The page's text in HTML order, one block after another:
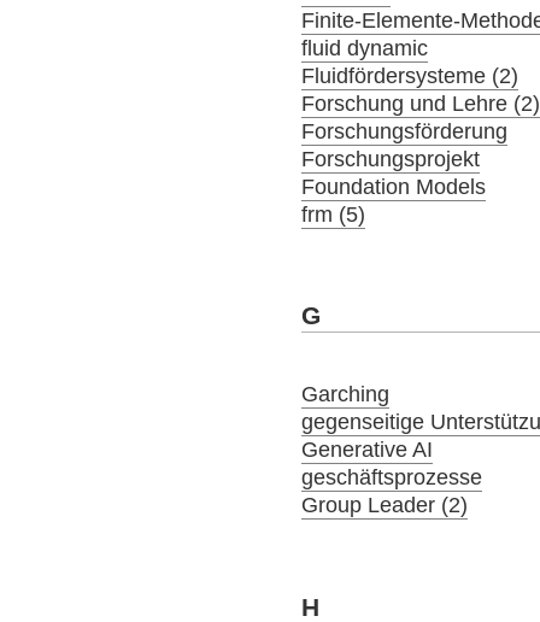
Finite-Elemente-
fluid dynamic
Fluidfördersysteme (2)
Forschung und Lehre (2)
Forschungsförderung
Forschungsprojekt
Foundation Models
frm (5)
G
Garching
gegenseitige
Generative AI
geschäftsprozesse
Group Leader (2)
H